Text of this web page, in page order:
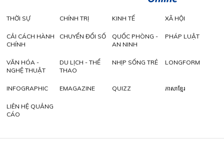
THỜI SỰ CHÍNH TRỊ KINH TẾ XÃ HỘI
CẢI CÁCH HÀNH
CHÍNH
CHUYỂN ĐỔI SỐ
QUỐC PHÒNG -
AN NINH
PHÁP LUẬT
VĂN HÓA -
NGHỆ THUẬT
DU LỊCH - THỂ
THAO
NHỊP SỐNG TRẺ LONGFORM
INFOGRAPHIC EMAGAZINE QUIZZ ភាសាខ្មែរ
LIÊN HỆ QUẢNG
CÁO